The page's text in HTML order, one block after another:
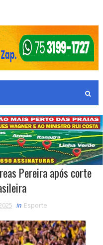
Pereira após corte
in Esporte